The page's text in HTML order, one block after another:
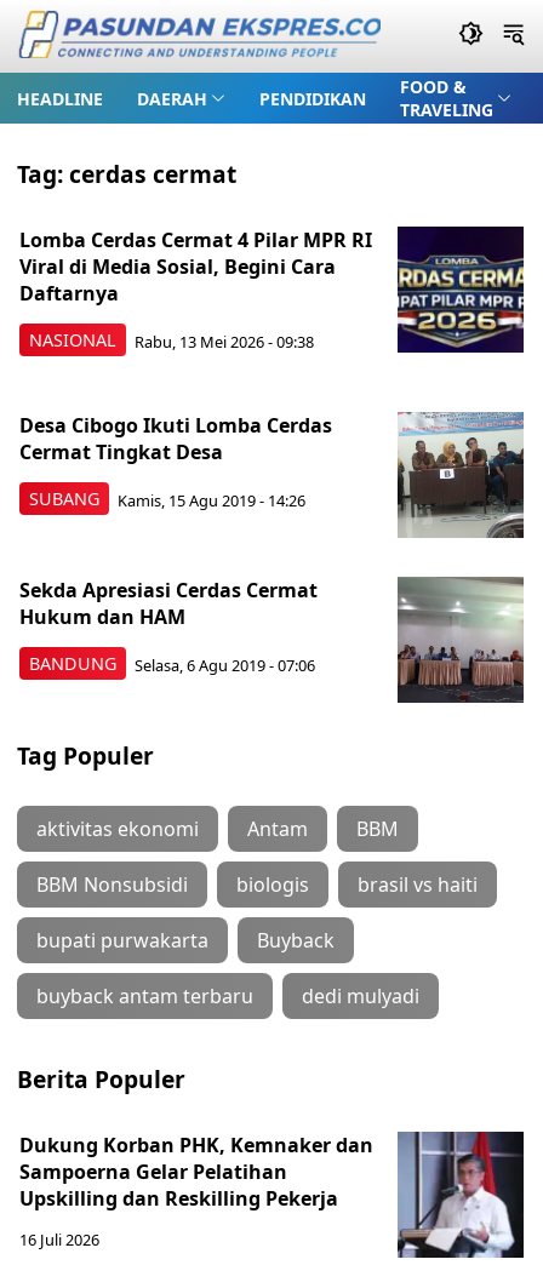
HEADLINE DAERAH PENDIDIKAN
FOOD &
TRAVELING
Tag:cerdas cermat
NASIONAL
Lomba Cerdas Cermat 4 Pilar MPR RI
Viral di Media Sosial, Begini Cara
Daftarnya
Rabu, 13 Mei 2026 - 09:38
SUBANG
Desa Cibogo Ikuti Lomba Cerdas
Cermat Tingkat Desa
Kamis, 15 Agu 2019 - 14:26
BANDUNG
Sekda Apresiasi Cerdas Cermat
Hukum dan HAM
Selasa, 6 Agu 2019 - 07:06
Tag Populer
aktivitas ekonomi Antam BBM
BBM Nonsubsidi biologis brasil vs haiti
bupati purwakarta Buyback
buyback antam terbaru dedi mulyadi
Berita Populer
Dukung Korban PHK, Kemnaker dan
Sampoerna Gelar Pelatihan
Upskilling dan Reskilling Pekerja
16 Juli 2026